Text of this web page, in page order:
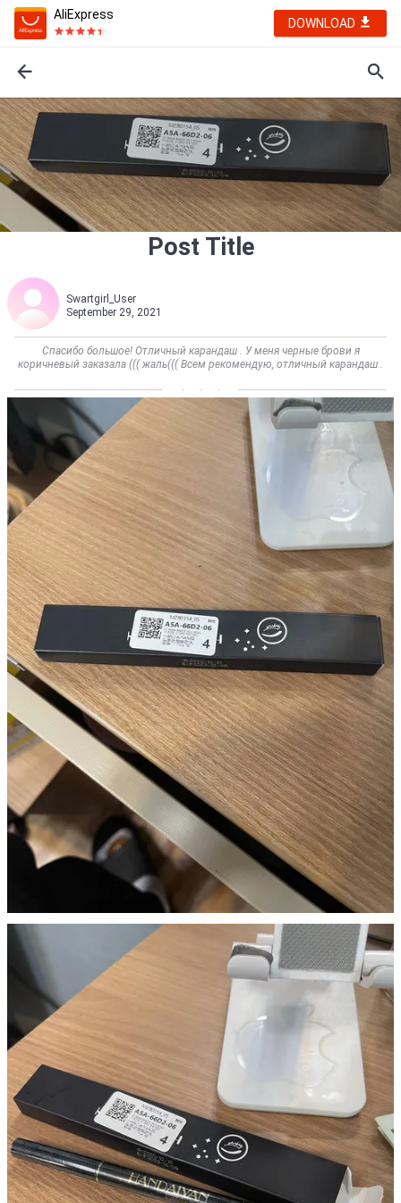
AliExpress
DOWNLOAD
Post Title
Swartgirl_User
September 29, 2021
Спасибо большое! Отличный карандаш . У меня черные брови я
коричневый заказала ((( жаль((( Всем рекомендую, отличный карандаш .